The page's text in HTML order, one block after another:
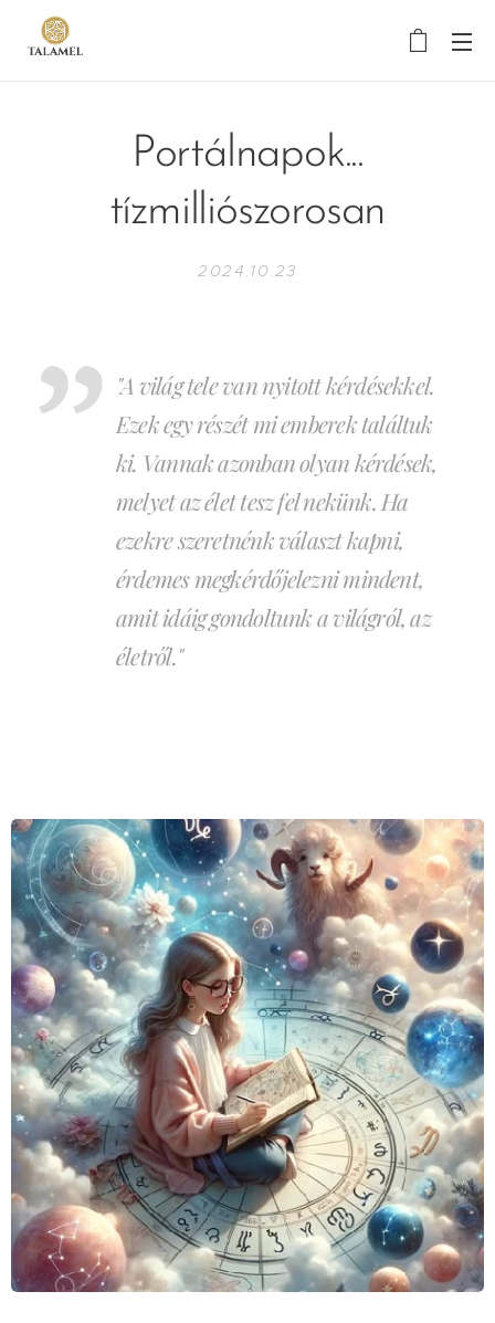
Portálnapok...
tízmilliószorosan
2024.10.23
"A világ tele van nyitott kérdésekkel.
Ezek egy részét mi emberek találtuk
ki. Vannak azonban olyan kérdések,
melyet az élet tesz fel nekünk. Ha
ezekre szeretnénk választ kapni,
érdemes megkérdőjelezni mindent,
amit idáig gondoltunk a világról, az
életről."